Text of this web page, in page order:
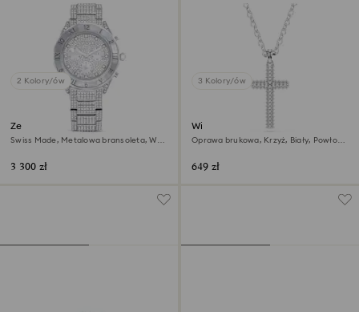
2 Kolory/ów
Zegarek Dextera lux
Swiss Made, Metalowa bransoleta, W
3 300 zł
3 Kolory/ów
Wisiorek Insigne
Oprawa brukowa, Krzyż, Biały, Powłoka
649 zł